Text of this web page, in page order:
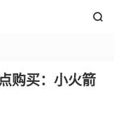

购买：小火箭